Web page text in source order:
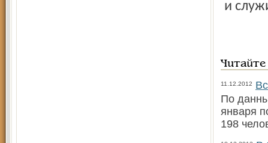
и
11.12.2012
По
января
198